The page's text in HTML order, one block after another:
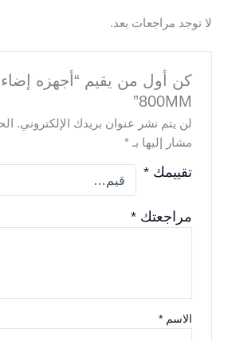
لا توجد مراجعات بعد.
كن أول من يقيم “أجهزه
800MM”
لن يتم نشر عنوان بريدك الإلكتروني.
مشار إليها بـ*
تقييمك*
مراجعتك*
الاسم*